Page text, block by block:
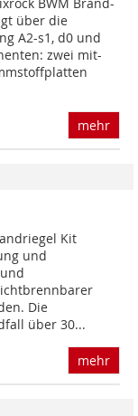
BWM Brand-
über die
A2-s1, d0 und
zwei mit-
mehr
Kit
und
Die
über 30...
mehr